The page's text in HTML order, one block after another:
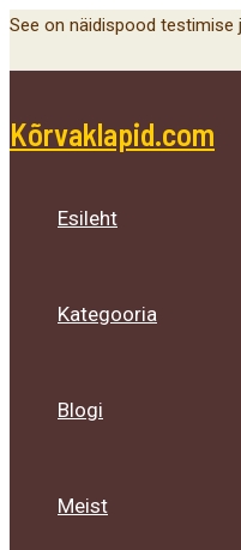
Skip
See on näidispood
Kõrvaklapid.com
Esileht
Kategooria
Blogi
Meist
Main
Menu